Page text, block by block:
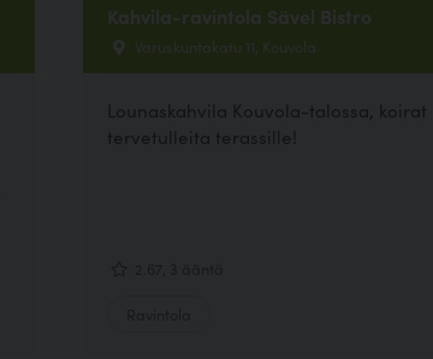
Kahvila-ravintola Sävel Bistro
Varuskuntakatu 11, Kouvola
Lounaskahvila Kouvola-talossa, koirat
tervetulleita terassille!